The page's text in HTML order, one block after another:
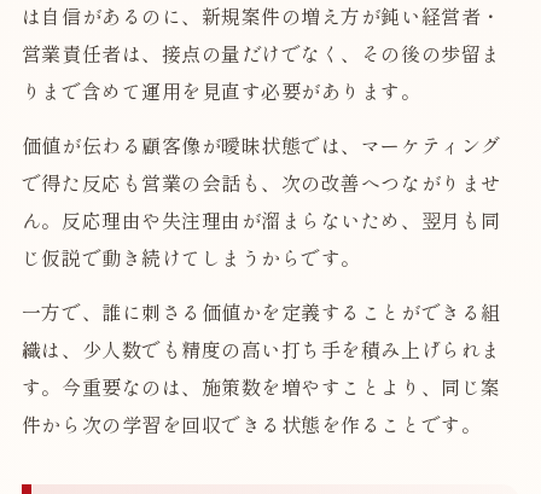
は自信があるのに、新規案件の増え方が鈍い経営者・
営業責任者は、接点の量だけでなく、その後の歩留ま
りまで含めて運用を見直す必要があります。
価値が伝わる顧客像が曖昧状態では、マーケティング
で得た反応も営業の会話も、次の改善へつながりませ
ん。反応理由や失注理由が溜まらないため、翌月も同
じ仮説で動き続けてしまうからです。
一方で、誰に刺さる価値かを定義することができる組
織は、少人数でも精度の高い打ち手を積み上げられま
す。今重要なのは、施策数を増やすことより、同じ案
件から次の学習を回収できる状態を作ることです。